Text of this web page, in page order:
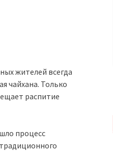
жителей всегда
чайхана. Только
распитие
процесс